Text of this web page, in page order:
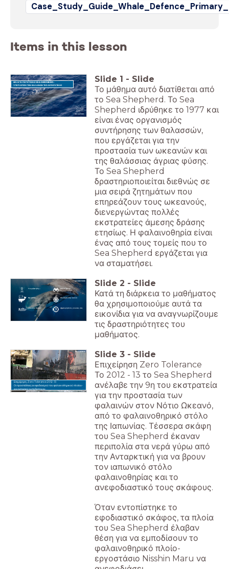
Items in this lesson
ΜΕΛΕΤΗ ΠΕΡΙΠΤΩΣΗΣ SEA SHEPHERD:
ΥΠΕΡΑΣΠΙΣΗ ΤΩΝ ΦΑΛΑΙΝΩΝ ΤΗΣ ΑΝΤΑΡΚΤΙΚΗΣ
Slide 1 - Slide
Το μάθημα αυτό διατίθεται από
το Sea Shepherd. Το Sea
Shepherd ιδρύθηκε το 1977 και
είναι ένας οργανισμός
συντήρησης των θαλασσών,
που εργάζεται για την
προστασία των ωκεανών και
της θαλάσσιας άγριας φύσης.
Το Sea Shepherd
δραστηριοποιείται διεθνώς σε
μια σειρά ζητημάτων που
επηρεάζουν τους ωκεανούς,
διενεργώντας πολλές
εκστρατείες άμεσης δράσης
ετησίως. Η φαλαινοθηρία είναι
ένας από τους τομείς που το
Sea Shepherd εργάζεται για
να σταματήσει.
Γνωρίζετε ήδη...
Θα μάθετε...
Απαιτείται δράση! Αξιολογήστε τις γνώσεις σας
Κλικάρετε στην εικόνα
Δείτε το βίντεο
Slide 2 - Slide
Κατά τη διάρκεια το μαθήματος
θα χρησιμοποιούμε αυτά τα
εικονίδια για να αναγνωρίζουμε
τις δραστηριότητες του
μαθήματος.
Επιχείρηση Zero Tolerance 2012-13
Οι προσπάθειες ανεφοδιασμού του φαλαινοθηρικού πλοίου-
εργοστασιού εμποδίστηκαν.
Slide 3 - Slide
Επιχείρηση Zero Tolerance
Το 2012 - 13 το Sea Shepherd
ανέλαβε την 9η του εκστρατεία
για την προστασία των
φαλαινών στον Νότιο Ωκεανό,
από το φαλαινοθηρικό στόλο
της Ιαπωνίας. Τέσσερα σκάφη
του Sea Shepherd έκαναν
περιπολία στα νερά γύρω από
την Ανταρκτική για να βρουν
τον ιαπωνικό στόλο
φαλαινοθηρίας και το
ανεφοδιαστικό τους σκάφους.
Όταν εντοπίστηκε το
εφοδιαστικό σκάφος, τα πλοία
του Sea Shepherd έλαβαν
θέση για να εμποδίσουν το
φαλαινοθηρικό πλοίο-
εργοστάσιο Nisshin Maru να